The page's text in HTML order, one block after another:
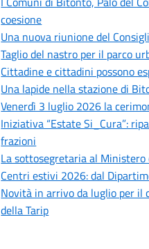
coesione
Una nuova riunione del
Taglio del nastro per il parco
Cittadine e cittadini possono
Una lapide nella stazione di
Venerdì 3 luglio 2026 la
Iniziativa “Estate Si_Cura”:
frazioni
La sottosegretaria al Ministero
Centri estivi 2026: dal
Novità in arrivo da luglio per il
della Tarip